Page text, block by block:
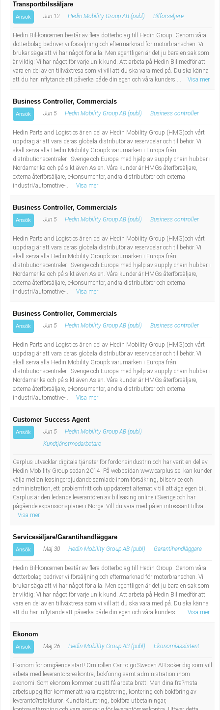
Transportbilssäljare
Ansök Jun 12 Hedin Mobility Group AB (publ) Bilförsäljare
Hedin Bil-koncernen består av flera dotterbolag till Hedin Group. Genom våra
dotterbolag bedriver vi försäljning och eftermarknad för motorbranschen. Vi
brukar säga att vi har något för alla. Men egentligen är det ju bara en sak som
är viktig: Vi har något för varje unik kund. Att arbeta på Hedin Bil medför att
vara en del av en tillväxtresa som vi vill att du ska vara med på. Du ska känna
att du har inflytande att påverka både din egen och våra kunders ...
Visa mer
Business Controller, Commercials
Ansök Jun 5 Hedin Mobility Group AB (publ) Business controller
Hedin Parts and Logistics är en del av Hedin Mobility Group (HMG)och vårt
uppdrag är att vara deras globala distributör av reservdelar och tillbehör. Vi
skall serva alla Hedin Mobility Group’s varumärken i Europa från
distributionscentraler i Sverige och Europa med hjälp av supply chain hubbar i
Nordamerika och på sikt även Asien. Våra kunder är HMGs återförsäljare,
externa återförsäljare, e-konsumenter, andra distributörer och externa
industri/automotive-...
Visa mer
Business Controller, Commercials
Ansök Jun 5 Hedin Mobility Group AB (publ) Business controller
Hedin Parts and Logistics är en del av Hedin Mobility Group (HMG)och vårt
uppdrag är att vara deras globala distributör av reservdelar och tillbehör. Vi
skall serva alla Hedin Mobility Group’s varumärken i Europa från
distributionscentraler i Sverige och Europa med hjälp av supply chain hubbar i
Nordamerika och på sikt även Asien. Våra kunder är HMGs återförsäljare,
externa återförsäljare, e-konsumenter, andra distributörer och externa
industri/automotive-...
Visa mer
Business Controller, Commercials
Ansök Jun 5 Hedin Mobility Group AB (publ) Business controller
Hedin Parts and Logistics är en del av Hedin Mobility Group (HMG)och vårt
uppdrag är att vara deras globala distributör av reservdelar och tillbehör. Vi
skall serva alla Hedin Mobility Group’s varumärken i Europa från
distributionscentraler i Sverige och Europa med hjälp av supply chain hubbar i
Nordamerika och på sikt även Asien. Våra kunder är HMGs återförsäljare,
externa återförsäljare, e-konsumenter, andra distributörer och externa
industri/automotive-...
Visa mer
Customer Success Agent
Ansök Jun 5
Hedin Mobility Group AB (publ)
Kundtjänstmedarbetare
Carplus utvecklar digitala tjänster för fordonsindustrin och har varit en del av
Hedin Mobility Group sedan 2014. På webbsidan www.carplus.se kan kunder
välja mellan leasingerbjudande samlade inom försäkring, bilservice och
administration, ett problemfritt och uppdaterat alternativ till att äga egen bil.
Carplus är den ledande leverantören av billeasing online i Sverige och har
pågående expansionsplaner i Norge. Vill du vara med på en intressant tillvä...
Visa mer
Servicesäljare/Garantihandläggare
Ansök Maj 30 Hedin Mobility Group AB (publ) Garantihandläggare
Hedin Bil-koncernen består av flera dotterbolag till Hedin Group. Genom våra
dotterbolag bedriver vi försäljning och eftermarknad för motorbranschen. Vi
brukar säga att vi har något för alla. Men egentligen är det ju bara en sak som
är viktig: Vi har något för varje unik kund. Att arbeta på Hedin Bil medför att
vara en del av en tillväxtresa som vi vill att du ska vara med på. Du ska känna
att du har inflytande att påverka både din egen och våra kunders ...
Visa mer
Ekonom
Ansök Maj 26 Hedin Mobility Group AB (publ) Ekonomiassistent
Ekonom för omgående start! Om rollen Car to go Sweden AB söker dig som vill
arbeta med leverantörsreskontra, bokföring samt administration inom
ekonomi. Som ekonom kommer du att få arbeta brett. Men dina fra?msta
arbetsuppgifter kommer att vara registrering, kontering och bokföring av
leveranto?rsfakturor. Kundfakturering, bokföra utbetalningar,